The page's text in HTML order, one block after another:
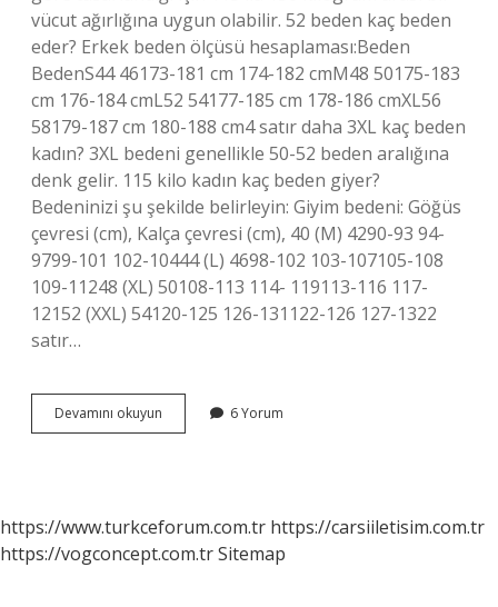
vücut ağırlığına uygun olabilir. 52 beden kaç beden
eder? Erkek beden ölçüsü hesaplaması:Beden
BedenS44 46173-181 cm 174-182 cmM48 50175-183
cm 176-184 cmL52 54177-185 cm 178-186 cmXL56
58179-187 cm 180-188 cm4 satır daha 3XL kaç beden
kadın? 3XL bedeni genellikle 50-52 beden aralığına
denk gelir. 115 kilo kadın kaç beden giyer?
Bedeninizi şu şekilde belirleyin: Giyim bedeni: Göğüs
çevresi (cm), Kalça çevresi (cm), 40 (M) 4290-93 94-
9799-101 102-10444 (L) 4698-102 103-107105-108
109-11248 (XL) 50108-113 114- 119113-116 117-
12152 (XXL) 54120-125 126-131122-126 127-1322
satır…
Devamını okuyun
Kilo
6 Yorum
https://www.turkceforum.com.tr https://carsiiletisim.com.tr
https://vogconcept.com.trSitemap